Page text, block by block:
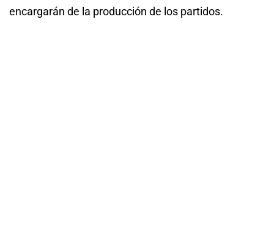
encargarán de la producción de los partidos.